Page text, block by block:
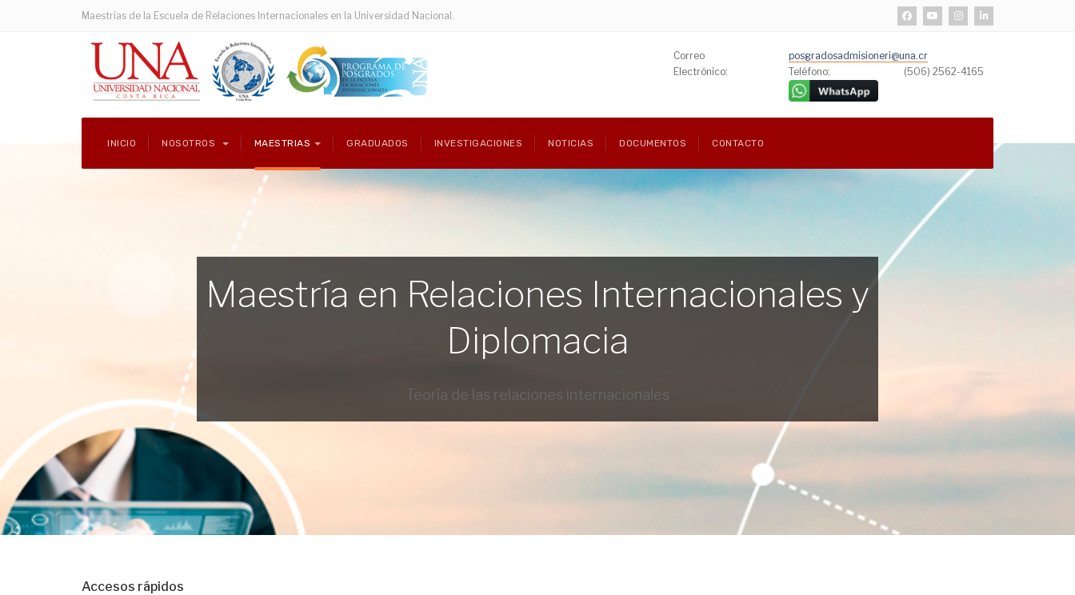
Maestrías de la Escuela de Relaciones Internacionales en la Universidad Nacional.
Correo
Electrónico:
posgradosadmisioneri@una.cr
Teléfono:
(506) 2562-4165
INICIO NOSOTROS MAESTRIAS GRADUADOS INVESTIGACIONES NOTICIAS DOCUMENTOS CONTACTO
Maestría en Relaciones Internacionales y
Diplomacia
Teoría de las relaciones internacionales
Accesos rápidos